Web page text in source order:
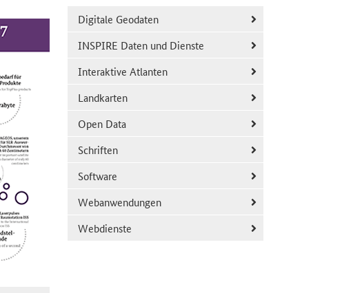
Digitale Geodaten
INSPIRE Daten und Dienste
Interaktive Atlanten
Landkarten
Open Data
Schriften
Software
Webanwendungen
Webdienste